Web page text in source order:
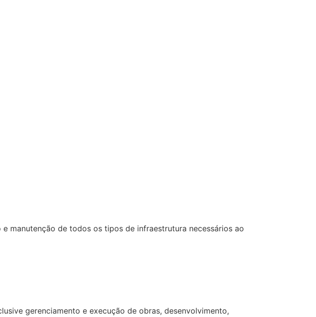
manutenção de todos os tipos de infraestrutura necessários ao
gerenciamento e execução de obras, desenvolvimento,